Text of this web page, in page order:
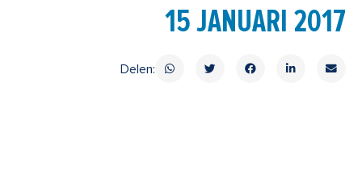
15 JANUARI 2017
Delen: